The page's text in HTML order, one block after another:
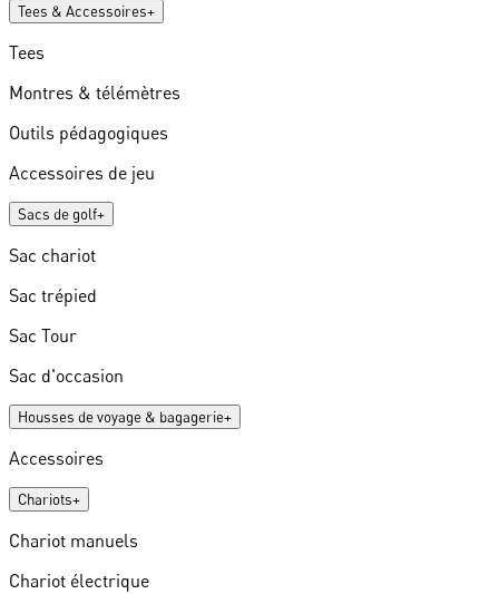
Tees & Accessoires+
Tees
Montres & télémètres
Outils pédagogiques
Accessoires de jeu
Sacs de golf+
Sac chariot
Sac trépied
Sac Tour
Sac d'occasion
Housses de voyage & bagagerie+
Accessoires
Chariots+
Chariot manuels
Chariot électrique